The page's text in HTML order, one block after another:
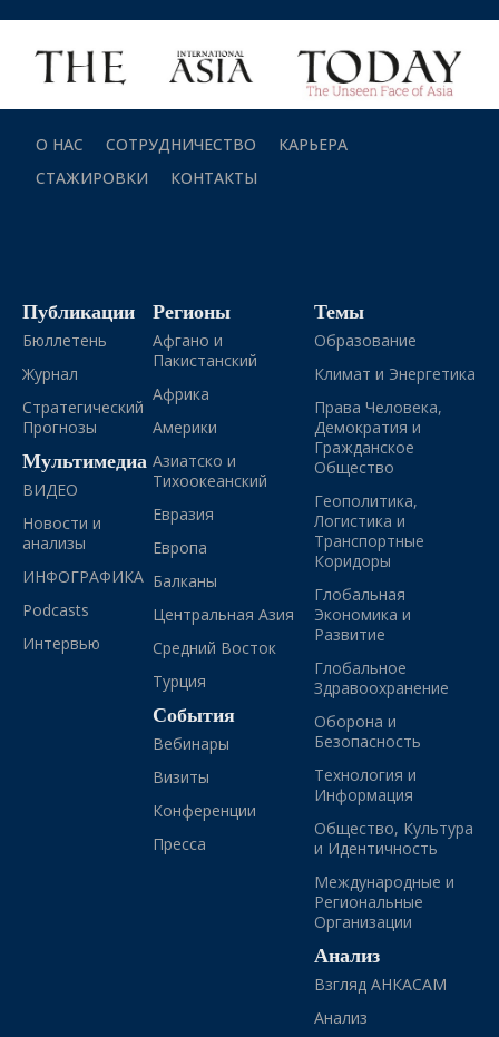
О НАС СОТРУДНИЧЕСТВО
КАРЬЕРА
СТАЖИРОВКИ
КОНТАКТЫ
Публикации
Бюллетень
Журнал
Стратегический
Прогнозы
Мультимедиа
ВИДЕО
Новости и
анализы
ИНФОГРАФИКА
Podcasts
Интервью
Регионы
Афгано и
Пакистанский
Африка
Америки
Азиатско и
Тихоокеанский
Евразия
Европа
Балканы
Центральная Азия
Средний Восток
Турция
События
Вебинары
Визиты
Конференции
Пресса
Темы
Образование
Климат и Энергетика
Права Человека,
Демократия и
Гражданское
Общество
Геополитика,
Логистика и
Транспортные
Коридоры
Глобальная
Экономика и
Развитие
Глобальное
Здравоохранение
Оборона и
Безопасность
Технология и
Информация
Общество, Культура
и Идентичность
Международные и
Региональные
Организации
Анализ
Взгляд АНКАСАМ
Анализ